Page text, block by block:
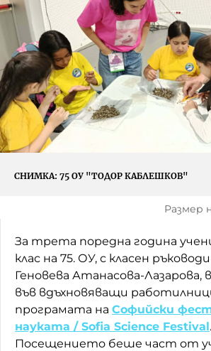
Фантазирай
Приказки
История на изкуството
Музикална кутийка
От соул до рокендрол
Златната ябълка
Непознатите думи
Като Айнщайн
Домашен любимец
Игри
Кои сме ние?
За вас, родители
БНР
БНР Новини
Архивен фонд на БНР
СНИМКА: 75 ОУ "ТОДОР КАБЛЕШКОВ"
Размер
За трета поредна година
клас на 75. ОУ, с класен
Геновева Атанасова-Лазарова,
във вдъхновяващи
програмата на Софийски
науката / Sofia Science Festival.
Посещението беше част от